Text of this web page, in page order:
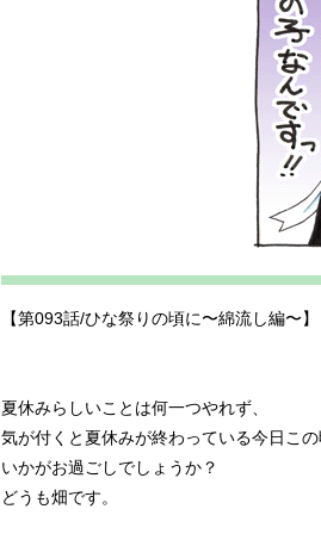
【第093話/ひな祭りの頃に〜綿流し編〜】
夏休みらしいことは何一つやれず、
気が付くと夏休みが終わっている今日こ
いかがお過ごしでしょうか？
どうも畑です。